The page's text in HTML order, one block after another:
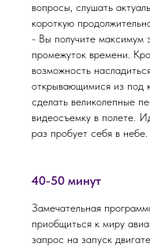
вопросы, слушать
короткую
- Вы получите максимум
промежуток времени.
возможность
открывающимися из под
сделать великолепные
видеосъемку в полете.
раз пробует себя в небе.
40-50 минут
Замечательная
приобщиться к миру
запрос на запуск